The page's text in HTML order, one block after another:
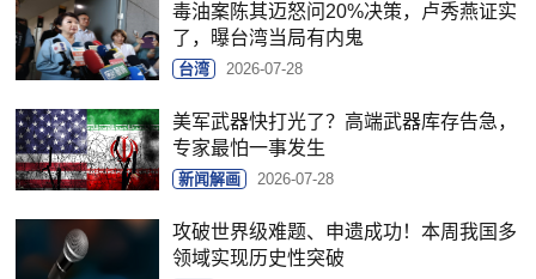
毒油案陈其迈怒问20%决策，卢秀燕证实
了，曝台湾当局有内鬼
台湾 2026-07-28
美军武器快打光了？高端武器库存告急，
专家最怕一事发生
新闻解画 2026-07-28
攻破世界级难题、申遗成功！本周我国多
领域实现历史性突破